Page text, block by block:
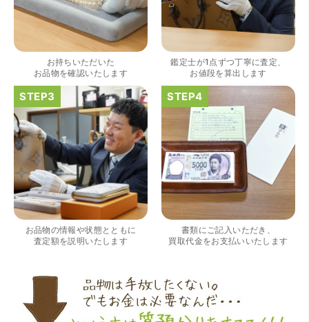
（大阪府大阪市）きれいにして頂いたうえで質入れ金額を
出していただいたのが初めてで感動しました。
（大阪府大阪市）すごく丁寧に対応して頂きました。 ホー
ムページの皆様の評価がとても良かったので、質屋自体初
めての利用でしたが、対応して頂きました担当の方もすご
く良かったです。 これから質屋をご利用される方は是非オ
ススメです。
お持ちいただいた
お品物を確認いたします
鑑定士が1点ずつ丁寧に査定、
お値段を算出します
お品物の情報や状態とともに
査定額を説明いたします
書類にご記入いただき、
買取代金をお支払いいたします